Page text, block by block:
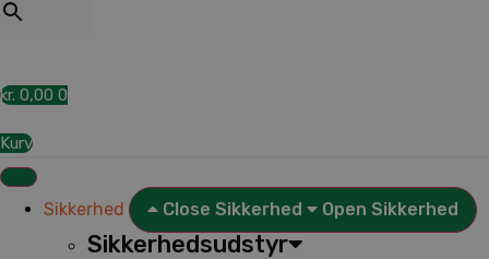
kr. 0,00 0
Kurv
Sikkerhed Close Sikkerhed Open Sikkerhed
Sikkerhedsudstyr